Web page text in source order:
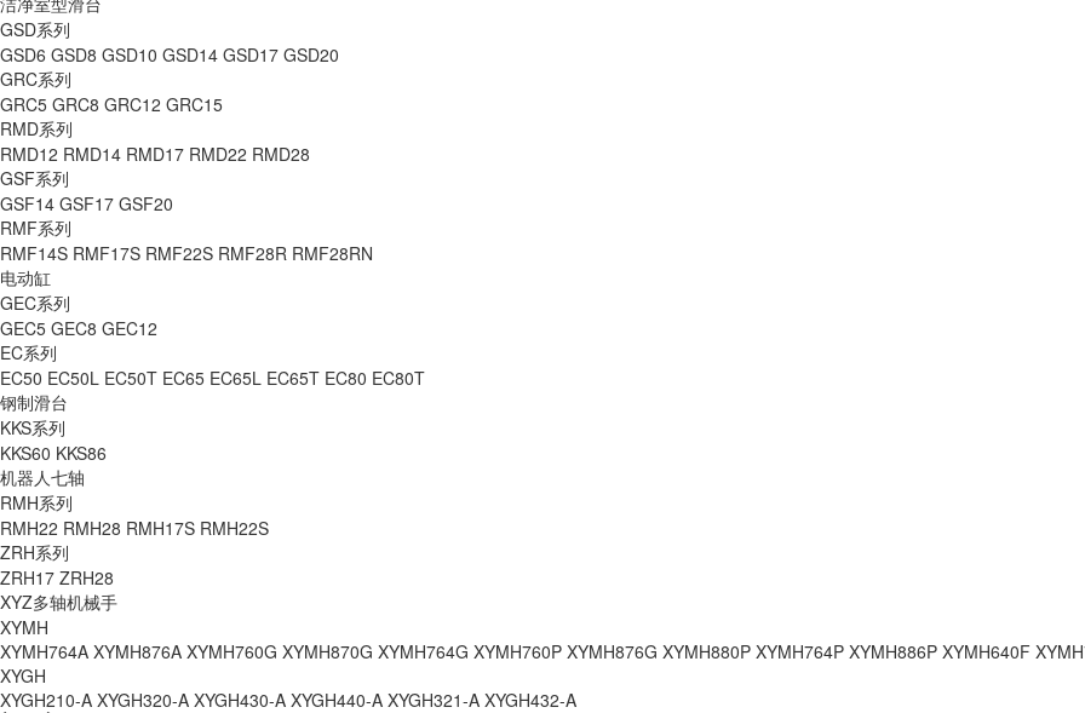
GSD系列
GSD6 GSD8 GSD10 GSD14 GSD17 GSD20
GRC系列
GRC5 GRC8 GRC12 GRC15
RMD系列
RMD12 RMD14 RMD17 RMD22 RMD28
GSF系列
GSF14 GSF17 GSF20
RMF系列
RMF14S RMF17S RMF22S RMF28R RMF28RN
电动缸
GEC系列
GEC5 GEC8 GEC12
EC系列
EC50 EC50L EC50T EC65 EC65L EC65T EC80 EC80T
钢制滑台
KKS系列
KKS60 KKS86
机器人七轴
RMH系列
RMH22 RMH28 RMH17S RMH22S
ZRH系列
ZRH17 ZRH28
XYZ多轴机械手
XYMH
XYMH764A XYMH876A XYMH760G XYMH870G XYMH764G XYMH760P XYMH876G XYMH880P XYMH764P XYMH886P XYMH640F
XYGH
XYGH210-A XYGH320-A XYGH430-A XYGH440-A XYGH321-A XYGH432-A